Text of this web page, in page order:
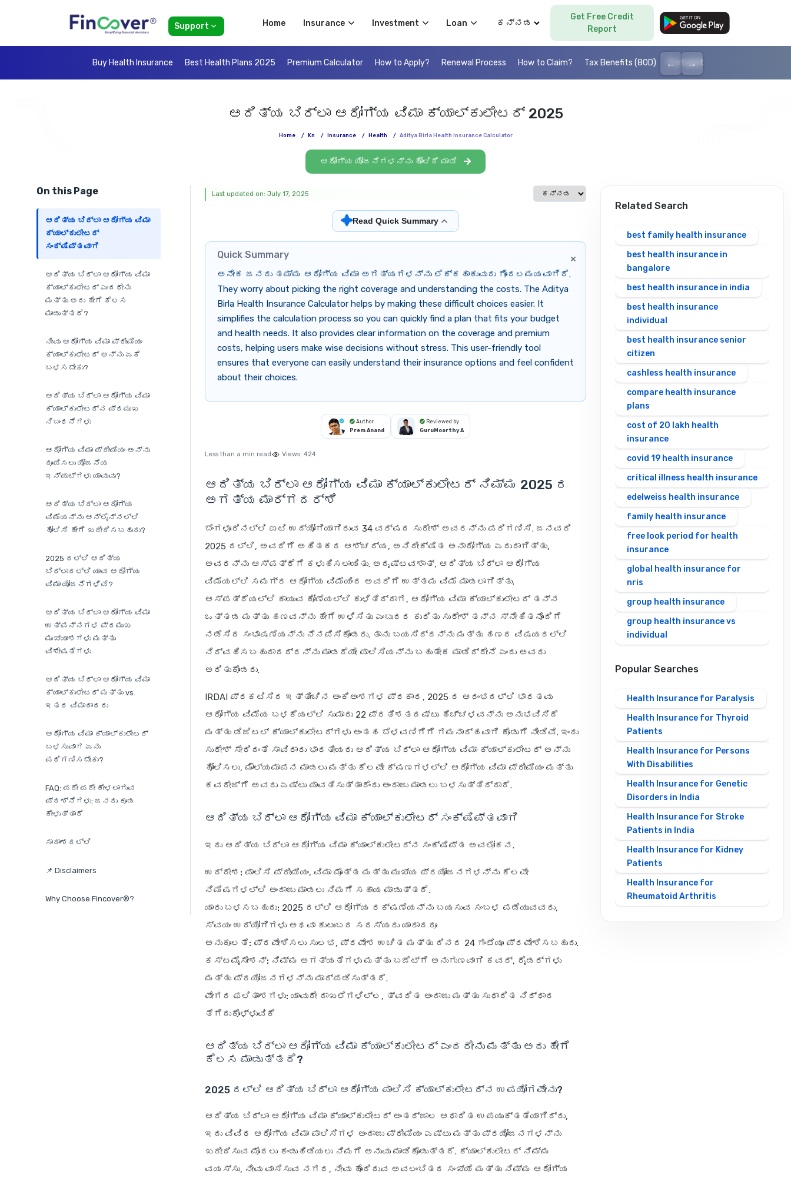
Support Home Insurance Investment Loan Select Language
Get Free Credit
Report
Buy Health Insurance Best Health Plans 2025 Premium Calculator How to Apply? Renewal Process How to Claim? Tax Benefits (80D) Portability
← →
ಆದಿತ್ಯ ಬಿರ್ಲಾ ಆರೋಗ್ಯ ವಿಮಾ ಕ್ಯಾಲ್ಕುಲೇಟರ್ 2025
Home / Kn / Insurance / Health / Aditya Birla Health Insurance Calculator
ಆರೋಗ್ಯ ಯೋಜನೆಗಳನ್ನು ಹೋಲಿಕೆ ಮಾಡಿ
On this Page
ಆದಿತ್ಯ ಬಿರ್ಲಾ ಆರೋಗ್ಯ ವಿಮಾ
ಕ್ಯಾಲ್ಕುಲೇಟರ್
ಸಂಕ್ಷಿಪ್ತವಾಗಿ
ಆದಿತ್ಯ ಬಿರ್ಲಾ ಆರೋಗ್ಯ ವಿಮಾ
ಕ್ಯಾಲ್ಕುಲೇಟರ್ ಎಂದರೇನು
ಮತ್ತು ಅದು ಹೇಗೆ ಕೆಲಸ
ಮಾಡುತ್ತದೆ?
ನೀವು ಆರೋಗ್ಯ ವಿಮಾ ಪ್ರೀಮಿಯಂ
ಕ್ಯಾಲ್ಕುಲೇಟರ್ ಅನ್ನು ಏಕೆ
ಬಳಸಬೇಕು?
ಆದಿತ್ಯ ಬಿರ್ಲಾ ಆರೋಗ್ಯ ವಿಮಾ
ಕ್ಯಾಲ್ಕುಲೇಟರ್‌ನ ಪ್ರಮುಖ
ನಿಬಂಧನೆಗಳು
ಆರೋಗ್ಯ ವಿಮಾ ಪ್ರೀಮಿಯಂ ಅನ್ನು
ರೂಪಿಸಲು ಯೋಜನೆಯ
ಇನ್‌ಪುಟ್‌ಗಳು ಯಾವುವು?
ಆದಿತ್ಯ ಬಿರ್ಲಾ ಆರೋಗ್ಯ
ವಿಮೆಯನ್ನು ಆನ್‌ಲೈನ್‌ನಲ್ಲಿ
ಹೋಲಿಸಿ ಹೇಗೆ ಖರೀದಿಸಬಹುದು?
2025 ರಲ್ಲಿ ಆದಿತ್ಯ
ಬಿರ್ಲಾದಲ್ಲಿ ಯಾವ ಆರೋಗ್ಯ
ವಿಮಾ ಯೋಜನೆಗಳಿವೆ?
ಆದಿತ್ಯ ಬಿರ್ಲಾ ಆರೋಗ್ಯ ವಿಮಾ
ಉತ್ಪನ್ನಗಳ ಪ್ರಮುಖ
ಮುಖ್ಯಾಂಶಗಳು ಮತ್ತು
ವಿಶೇಷತೆಗಳು
ಆದಿತ್ಯ ಬಿರ್ಲಾ ಆರೋಗ್ಯ ವಿಮಾ
ಕ್ಯಾಲ್ಕುಲೇಟರ್ ಮತ್ತು vs.
ಇತರ ವಿಮಾದಾರರು
ಆರೋಗ್ಯ ವಿಮಾ ಕ್ಯಾಲ್ಕುಲೇಟರ್
ಬಳಸುವಾಗ ಏನು
ಪರಿಗಣಿಸಬೇಕು?
FAQ: ಪದೇ ಪದೇ ಕೇಳಲಾಗುವ
ಪ್ರಶ್ನೆಗಳು: ಜನರು ಕೂಡ
ಕೇಳುತ್ತಾರೆ
ಸಾರಾಂಶದಲ್ಲಿ
📌 Disclaimers
Why Choose Fincover®?
Select language
Last updated on: July 17, 2025
✦Read Quick Summary
×
Quick Summary
ಅನೇಕ ಜನರು ತಮ್ಮ ಆರೋಗ್ಯ ವಿಮಾ ಅಗತ್ಯಗಳನ್ನು ಲೆಕ್ಕಹಾಕುವುದು ಗೊಂದಲಮಯವಾಗಿದೆ.
They worry about picking the right coverage and understanding the costs. The Aditya
Birla Health Insurance Calculator helps by making these difficult choices easier. It
simplifies the calculation process so you can quickly find a plan that fits your budget
and health needs. It also provides clear information on the coverage and premium
costs, helping users make wise decisions without stress. This user-friendly tool
ensures that everyone can easily understand their insurance options and feel confident
about their choices.
Author
Prem Anand
Reviewed by
GuruMoorthy A
Less than a min read Views: 424
ಆದಿತ್ಯ ಬಿರ್ಲಾ ಆರೋಗ್ಯ ವಿಮಾ ಕ್ಯಾಲ್ಕುಲೇಟರ್ ನಿಮ್ಮ 2025 ರ
ಅಗತ್ಯ ಮಾರ್ಗದರ್ಶಿ
ಬೆಂಗಳೂರಿನಲ್ಲಿ ಐಟಿ ಉದ್ಯೋಗಿಯಾಗಿರುವ 34 ವರ್ಷದ ಸುರೇಶ್ ಅವರನ್ನು ಪರಿಗಣಿಸಿ. ಜನವರಿ
2025 ರಲ್ಲಿ, ಅವರಿಗೆ ಅಹಿತಕರ ಆಶ್ಚರ್ಯ, ಅನಿರೀಕ್ಷಿತ ಅನಾರೋಗ್ಯ ಎದುರಾಗಿತ್ತು,
ಅವರನ್ನು ಆಸ್ಪತ್ರೆಗೆ ಕಳುಹಿಸಲಾಯಿತು. ಅದೃಷ್ಟವಶಾತ್, ಆದಿತ್ಯ ಬಿರ್ಲಾ ಆರೋಗ್ಯ
ವಿಮೆಯಲ್ಲಿ ಸಮಗ್ರ ಆರೋಗ್ಯ ವಿಮೆಯಿಂದ ಅವರಿಗೆ ಉತ್ತಮ ವಿಮೆ ಮಾಡಲಾಗಿತ್ತು.
ಆಸ್ಪತ್ರೆಯಲ್ಲಿ ಕಾಯುವ ಕೋಣೆಯಲ್ಲಿ ಕುಳಿತಿದ್ದಾಗ, ಆರೋಗ್ಯ ವಿಮಾ ಕ್ಯಾಲ್ಕುಲೇಟರ್ ತನ್ನ
ಒತ್ತಡ ಮತ್ತು ಹಣವನ್ನು ಹೇಗೆ ಉಳಿಸಿತು ಎಂಬುದರ ಕುರಿತು ಸುರೇಶ್ ತನ್ನ ಸ್ನೇಹಿತನೊಂದಿಗೆ
ನಡೆಸಿದ ಸಂಭಾಷಣೆಯನ್ನು ನೆನಪಿಸಿಕೊಂಡರು. ತಾನು ಬಯಸಿದ್ದನ್ನು ಮತ್ತು ಹಣದ ವಿಷಯದಲ್ಲಿ
ನಿರ್ವಹಿಸಬಹುದಾದದ್ದನ್ನು ಮಾಡದೆಯೇ ಪಾಲಿಸಿಯನ್ನು ಬಹುತೇಕ ಮಾಡಿದ್ದೇನೆ ಎಂದು ಅವರು
ಅರಿತುಕೊಂಡರು.
IRDAI ಪ್ರಕಟಿಸಿದ ಇತ್ತೀಚಿನ ಅಂಕಿಅಂಶಗಳ ಪ್ರಕಾರ, 2025 ರ ಆರಂಭದಲ್ಲಿ ಭಾರತವು
ಆರೋಗ್ಯ ವಿಮೆಯ ಬಳಕೆಯಲ್ಲಿ ಸುಮಾರು 22 ಪ್ರತಿಶತದಷ್ಟು ಹೆಚ್ಚಳವನ್ನು ಅನುಭವಿಸಿದೆ
ಮತ್ತು ಡಿಜಿಟಲ್ ಕ್ಯಾಲ್ಕುಲೇಟರ್‌ಗಳು ಅಂತಹ ಬೆಳವಣಿಗೆಗೆ ಗಮನಾರ್ಹವಾಗಿ ಕೊಡುಗೆ ನೀಡಿವೆ. ಇಂದು
ಸುರೇಶ್ ಸೇರಿದಂತೆ ಸಾವಿರಾರು ಭಾರತೀಯರು ಆದಿತ್ಯ ಬಿರ್ಲಾ ಆರೋಗ್ಯ ವಿಮಾ ಕ್ಯಾಲ್ಕುಲೇಟರ್ ಅನ್ನು
ಹೋಲಿಸಲು, ಮೌಲ್ಯಮಾಪನ ಮಾಡಲು ಮತ್ತು ಕೆಲವೇ ಕ್ಷಣಗಳಲ್ಲಿ ಆರೋಗ್ಯ ವಿಮಾ ಪ್ರೀಮಿಯಂ ಮತ್ತು
ಕವರೇಜ್‌ಗೆ ಅವರು ಎಷ್ಟು ಪಾವತಿಸುತ್ತಾರೆಂದು ಅಂದಾಜು ಮಾಡಲು ಬಳಸುತ್ತಿದ್ದಾರೆ.
ಆದಿತ್ಯ ಬಿರ್ಲಾ ಆರೋಗ್ಯ ವಿಮಾ ಕ್ಯಾಲ್ಕುಲೇಟರ್ ಸಂಕ್ಷಿಪ್ತವಾಗಿ
ಇದು ಆದಿತ್ಯ ಬಿರ್ಲಾ ಆರೋಗ್ಯ ವಿಮಾ ಕ್ಯಾಲ್ಕುಲೇಟರ್‌ನ ಸಂಕ್ಷಿಪ್ತ ಅವಲೋಕನ.
ಉದ್ದೇಶ: ಪಾಲಿಸಿ ಪ್ರೀಮಿಯಂ, ವಿಮಾ ಮೊತ್ತ ಮತ್ತು ಮುಖ್ಯ ಪ್ರಯೋಜನಗಳನ್ನು ಕೆಲವೇ
ನಿಮಿಷಗಳಲ್ಲಿ ಅಂದಾಜು ಮಾಡಲು ನಿಮಗೆ ಸಹಾಯ ಮಾಡುತ್ತದೆ.
ಯಾರು ಬಳಸಬಹುದು: 2025 ರಲ್ಲಿ ಆರೋಗ್ಯ ರಕ್ಷಣೆಯನ್ನು ಬಯಸುವ ಸಂಬಳ ಪಡೆಯುವವರು,
ಸ್ವಯಂ ಉದ್ಯೋಗಿಗಳು ಅಥವಾ ಕುಟುಂಬದ ಸದಸ್ಯರು ಯಾರಾದರೂ
ಅನುಕೂಲತೆ: ಪ್ರವೇಶಿಸಲು ಸುಲಭ, ಪ್ರವೇಶ ಉಚಿತ ಮತ್ತು ದಿನದ 24 ಗಂಟೆಯೂ ಪ್ರವೇಶಿಸಬಹುದು.
ಕಸ್ಟಮೈಸೇಶನ್: ನಿಮ್ಮ ಅಗತ್ಯತೆಗಳು ಮತ್ತು ಬಜೆಟ್‌ಗೆ ಅನುಗುಣವಾಗಿ ಕವರ್, ರೈಡರ್‌ಗಳು
ಮತ್ತು ಪ್ರಯೋಜನಗಳನ್ನು ಮಾರ್ಪಡಿಸುತ್ತದೆ.
ವೇಗದ ಫಲಿತಾಂಶಗಳು: ಯಾವುದೇ ದಾಖಲೆಗಳಿಲ್ಲ, ತ್ವರಿತ ಅಂದಾಜು ಮತ್ತು ಸುಧಾರಿತ ನಿರ್ಧಾರ
ತೆಗೆದುಕೊಳ್ಳುವಿಕೆ
ಆದಿತ್ಯ ಬಿರ್ಲಾ ಆರೋಗ್ಯ ವಿಮಾ ಕ್ಯಾಲ್ಕುಲೇಟರ್ ಎಂದರೇನು ಮತ್ತು ಅದು ಹೇಗೆ
ಕೆಲಸ ಮಾಡುತ್ತದೆ?
2025 ರಲ್ಲಿ ಆದಿತ್ಯ ಬಿರ್ಲಾ ಆರೋಗ್ಯ ಪಾಲಿಸಿ ಕ್ಯಾಲ್ಕುಲೇಟರ್‌ನ ಉಪಯೋಗವೇನು?
ಆದಿತ್ಯ ಬಿರ್ಲಾ ಆರೋಗ್ಯ ವಿಮಾ ಕ್ಯಾಲ್ಕುಲೇಟರ್ ಅಂತರ್ಜಾಲ ಆಧಾರಿತ ಉಪಯುಕ್ತತೆಯಾಗಿದ್ದು,
ಇದು ವಿವಿಧ ಆರೋಗ್ಯ ವಿಮಾ ಪಾಲಿಸಿಗಳ ಅಂದಾಜು ಪ್ರೀಮಿಯಂ ಎಷ್ಟು ಮತ್ತು ಪ್ರಯೋಜನಗಳನ್ನು
ಖರೀದಿಸುವ ಮೊದಲು ಕಂಡುಹಿಡಿಯಲು ನಿಮಗೆ ಅನುವು ಮಾಡಿಕೊಡುತ್ತದೆ. ಕ್ಯಾಲ್ಕುಲೇಟರ್ ನಿಮ್ಮ
ವಯಸ್ಸು, ನೀವು ವಾಸಿಸುವ ನಗರ, ನೀವು ಹೊಂದಿರುವ ಅವಲಂಬಿತರ ಸಂಖ್ಯೆ ಮತ್ತು ನಿಮ್ಮ ಆರೋಗ್ಯ
Related Search
best family health insurance
best health insurance in
bangalore
best health insurance in india
best health insurance
individual
best health insurance senior
citizen
cashless health insurance
compare health insurance
plans
cost of 20 lakh health
insurance
covid 19 health insurance
critical illness health insurance
edelweiss health insurance
family health insurance
free look period for health
insurance
global health insurance for
nris
group health insurance
group health insurance vs
individual
Popular Searches
Health Insurance for Paralysis
Health Insurance for Thyroid
Patients
Health Insurance for Persons
With Disabilities
Health Insurance for Genetic
Disorders in India
Health Insurance for Stroke
Patients in India
Health Insurance for Kidney
Patients
Health Insurance for
Rheumatoid Arthritis